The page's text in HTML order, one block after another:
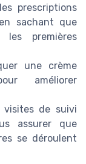
prescriptions
sachant que
premières
une crème
améliorer
visites de suivi
assurer que
se déroulent